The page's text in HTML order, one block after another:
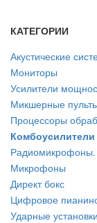
КАТЕГОРИИ
Акустические
Мониторы
Усилители
Микшерные
Процессоры
Комбоусилители
Микрофоны
Директ бокс
Цифровое
Ударные установки